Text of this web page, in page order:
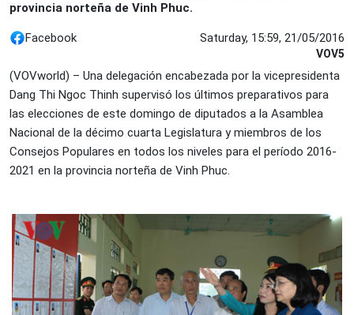
provincia norteña de Vinh Phuc.
Facebook Saturday, 15:59, 21/05/2016
VOV5
(VOVworld) – Una delegación encabezada por la vicepresidenta
Dang Thi Ngoc Thinh supervisó los últimos preparativos para
las elecciones de este domingo de diputados a la Asamblea
Nacional de la décimo cuarta Legislatura y miembros de los
Consejos Populares en todos los niveles para el período 2016-
2021 en la provincia norteña de Vinh Phuc.